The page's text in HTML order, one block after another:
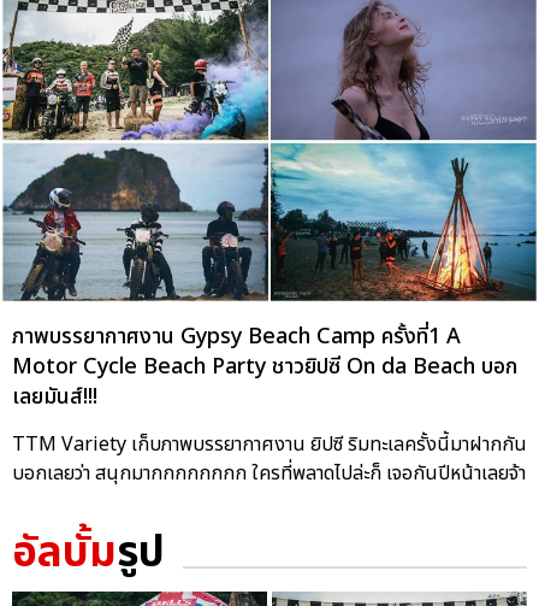
ภาพบรรยากาศงาน Gypsy Beach Camp ครั้งที่1 A
Motor Cycle Beach Party ชาวยิปซี On da Beach บอก
เลยมันส์!!!
TTM Variety เก็บภาพบรรยากาศงาน ยิปซี ริมทะเลครั้งนี้มาฝากกัน
บอกเลยว่า สนุกมากกกกกกกก ใครที่พลาดไปล่ะก็ เจอกันปีหน้าเลยจ้า
อัลบั้มรูป